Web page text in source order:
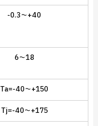
-0.3～+40
6～18
Ta=-40～+150
Tj=-40～+175